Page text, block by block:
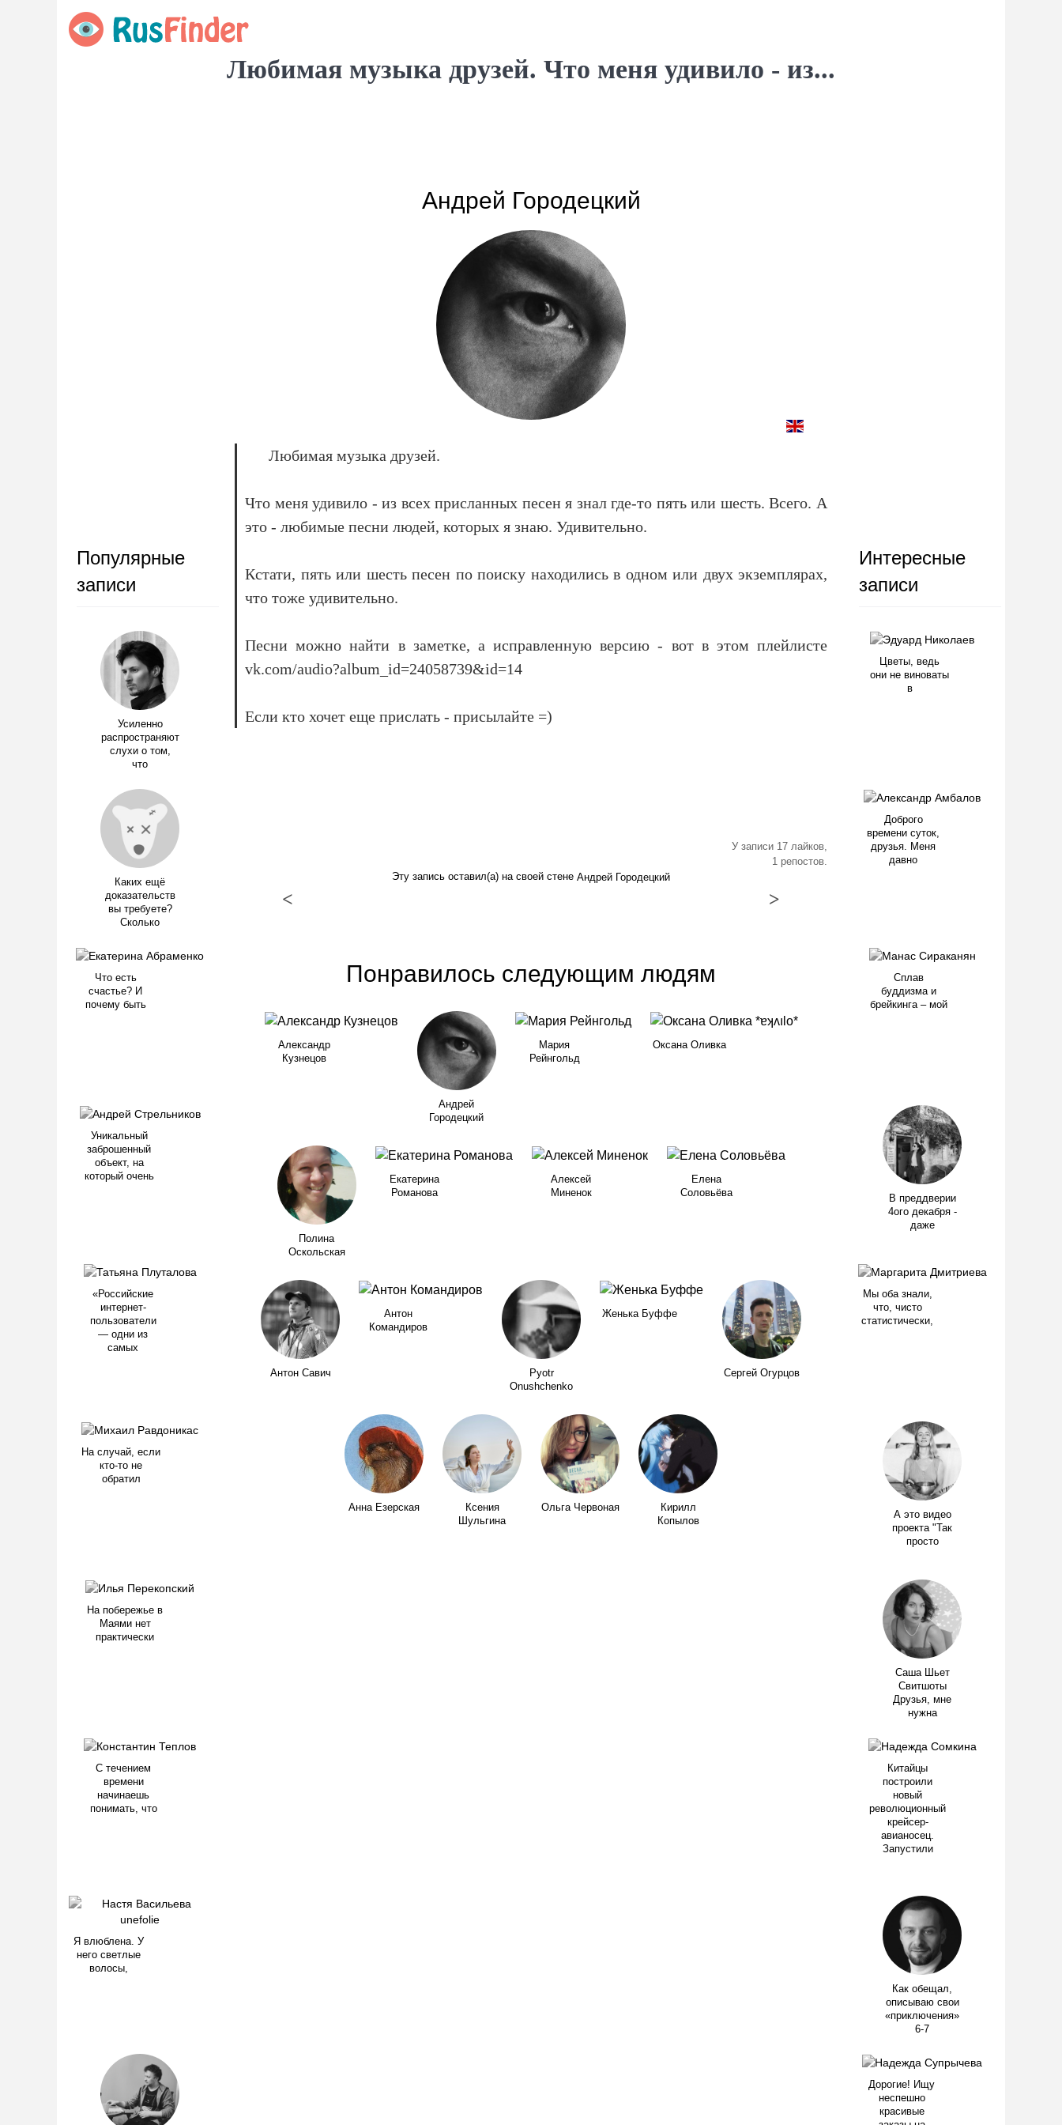
Любимая музыка друзей. Что меня удивило - из...
Андрей Городецкий
Любимая музыка друзей.
Что меня удивило - из всех присланных песен я знал где-то пять или шесть. Всего. А
это - любимые песни людей, которых я знаю. Удивительно.
Кстати, пять или шесть песен по поиску находились в одном или двух экземплярах,
что тоже удивительно.
Песни можно найти в заметке, а исправленную версию - вот в этом плейлисте
vk.com/audio?album_id=24058739&id=14
Если кто хочет еще прислать - присылайте =)
У записи 17 лайков,
1 репостов.
Эту запись оставил(а) на своей стене Андрей Городецкий
< >
Понравилось следующим людям
Александр
Кузнецов
Андрей
Городецкий
Мария
Рейнгольд
Оксана Оливка
Полина
Оскольская
Екатерина
Романова
Алексей
Минeнок
Елена
Соловьёва
Антон Савич
Антон
Командиров
Pyotr
Onushchenko
Женька Буффе
Сергей Огурцов
Анна Езерская
Ксения
Шульгина
Ольга Червоная
Кирилл
Копылов
Популярные
записи
Усиленно
распространяют
слухи о том,
что
Каких ещё
доказательств
вы требуете?
Сколько
Что есть
счастье? И
почему быть
Уникальный
заброшенный
объект, на
который очень
«Российские
интернет-
пользователи
— одни из
самых
На случай, если
кто-то не
обратил
На побережье в
Маями нет
практически
С течением
времени
начинаешь
понимать, что
Я влюблена. У
него светлые
волосы,
Интересные
записи
Цветы, ведь
они не виноваты
в
Доброго
времени суток,
друзья. Меня
давно
Сплав
буддизма и
брейкинга – мой
В преддверии
4ого декабря -
даже
Мы оба знали,
что, чисто
статистически,
А это видео
проекта "Так
просто
Саша Шьет
Свитшоты
Друзья, мне
нужна
Китайцы
построили
новый
революционный
крейсер-
авианосец.
Запустили
Как обещал,
описываю свои
«приключения»
6-7
Дорогие! Ищу
неспешно
красивые